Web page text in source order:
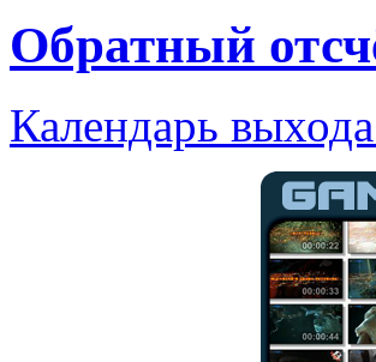
Обратный
Календарь